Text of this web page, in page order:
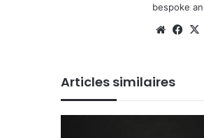
bespoke
We Fa
Articles similaires